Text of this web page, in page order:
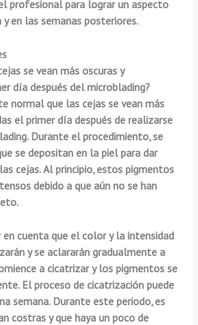
profesional para lograr un aspecto
en las semanas posteriores.
se vean más oscuras y
día después del microblading?
normal que las cejas se vean más
el primer día después de realizarse
Durante el procedimiento, se
se depositan en la piel para dar
cejas. Al principio, estos pigmentos
debido a que aún no se han
cuenta que el color y la intensidad
y se aclararán gradualmente a
a cicatrizar y los pigmentos se
El proceso de cicatrización puede
semana.Durante este periodo, es
costras y que haya un poco de